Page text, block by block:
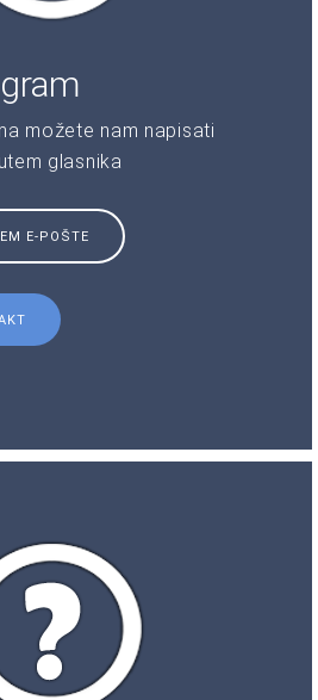
možete nam napisati
glasnika
E-POŠTE